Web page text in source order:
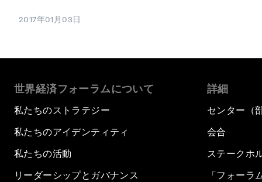
2017年01月03日
世界経済フォーラムについて
私たちのストラテジー
私たちのアイデンティティ
私たちの活動
リーダーシップとガバナンス
詳細
センター（
会合
ステークホ
「フォーラ